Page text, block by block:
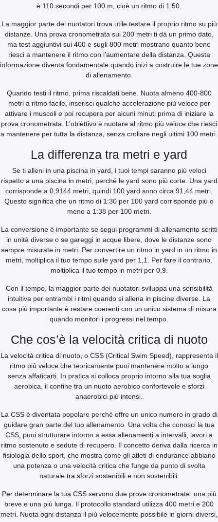
è 110 secondi per 100 m, cioè un ritmo di 1:50.
La maggior parte dei nuotatori trova utile testare il proprio ritmo su più
distanze. Una prova cronometrata sui 200 metri ti dà un primo dato,
ma test aggiuntivi sui 400 e sugli 800 metri mostrano quanto bene
riesci a mantenere il ritmo con l’aumentare della distanza. Questa
informazione diventa fondamentale quando inizi a costruire le tue zone
di allenamento.
Quando testi il ritmo, prima riscaldati bene. Nuota almeno 400-800
metri a ritmo facile, inserisci qualche accelerazione più veloce per
attivare i muscoli e poi recupera per alcuni minuti prima di iniziare la
prova cronometrata. L’obiettivo è nuotare al ritmo più veloce che riesci
a mantenere per tutta la distanza, senza crollare negli ultimi 100 metri.
La differenza tra metri e yard
Se ti alleni in una piscina in yard, i tuoi tempi saranno più veloci
rispetto a una piscina in metri, perché le yard sono più corte. Una yard
corrisponde a 0,9144 metri, quindi 100 yard sono circa 91,44 metri.
Questo significa che un ritmo di 1:30 per 100 yard corrisponde più o
meno a 1:38 per 100 metri.
La conversione è importante se segui programmi di allenamento scritti
in unità diverse o se gareggi in acque libere, dove le distanze sono
sempre misurate in metri. Per convertire un ritmo in yard in un ritmo in
metri, moltiplica il tuo tempo sulle yard per 1,1. Per fare il contrario,
moltiplica il tuo tempo in metri per 0,9.
Con il tempo, la maggior parte dei nuotatori sviluppa una sensibilità
intuitiva per entrambi i ritmi quando si allena in piscine diverse. La
cosa più importante è restare coerenti con un unico sistema di misura
quando monitori i progressi nel tempo.
Che cos’è la velocità critica di nuoto
La velocità critica di nuoto, o CSS (Critical Swim Speed), rappresenta il
ritmo più veloce che teoricamente puoi mantenere molto a lungo
senza affaticarti. In pratica si colloca proprio intorno alla tua soglia
aerobica, il confine tra un nuoto aerobico confortevole e sforzi
anaerobici più intensi.
La CSS è diventata popolare perché offre un unico numero in grado di
guidare gran parte del tuo allenamento. Una volta che conosci la tua
CSS, puoi strutturare intorno a essa allenamenti a intervalli, lavori a
ritmo sostenuto e sedute di recupero. Il concetto deriva dalla ricerca in
fisiologia dello sport, che mostra come gli atleti di endurance abbiano
una potenza o una velocità critica che funge da punto di svolta
naturale tra sforzi sostenibili e non sostenibili.
Per determinare la tua CSS servono due prove cronometrate: una più
breve e una più lunga. Il protocollo standard utilizza 400 metri e 200
metri. Nuota ogni distanza il più velocemente possibile in giorni diversi,